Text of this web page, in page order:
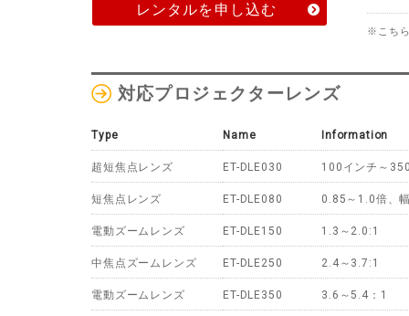
レンタルを申し込む
※こち
対応プロジェクターレンズ
Type Name Information
超短焦点レンズ ET-DLE030 100インチ～
短焦点レンズ ET-DLE080 0.85～1.0倍、
電動ズームレンズ ET-DLE150 1.3～2.0:1
中焦点ズームレンズ ET-DLE250 2.4～3.7:1
電動ズームレンズ ET-DLE350 3.6～5.4：1